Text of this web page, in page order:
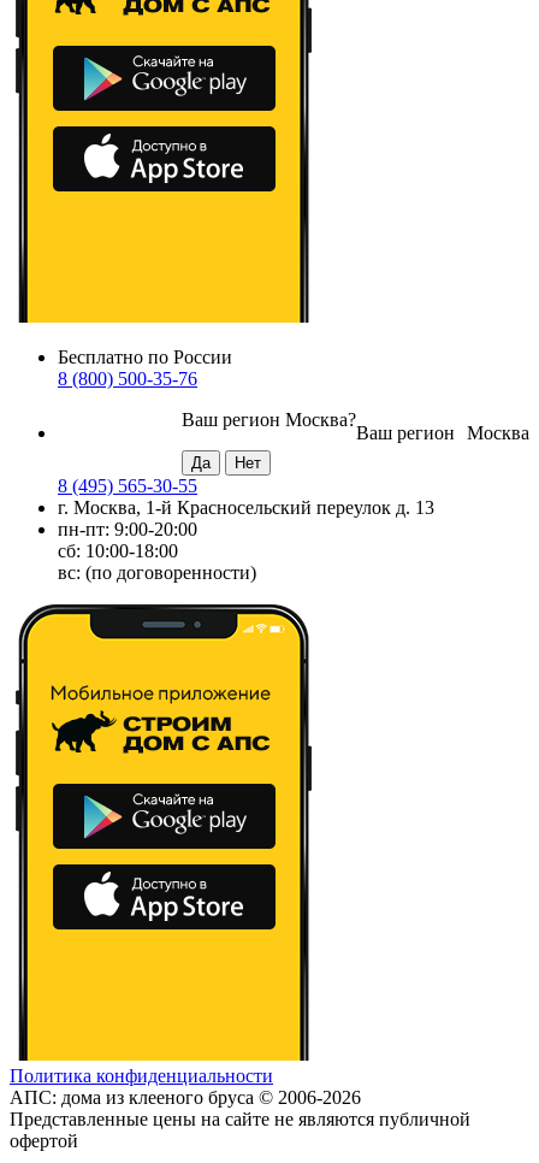
Бесплатно по России
8 (800) 500-35-76
Москва
Ваш регион
Ваш регион Москва?
8 (495) 565-30-55
г. Москва, 1-й Красносельский переулок д. 13
пн-пт: 9:00-20:00
сб: 10:00-18:00
вс: (по договоренности)
Политика конфиденциальности
АПС: дома из клееного бруса © 2006-2026
Представленные цены на сайте не являются публичной
офертой